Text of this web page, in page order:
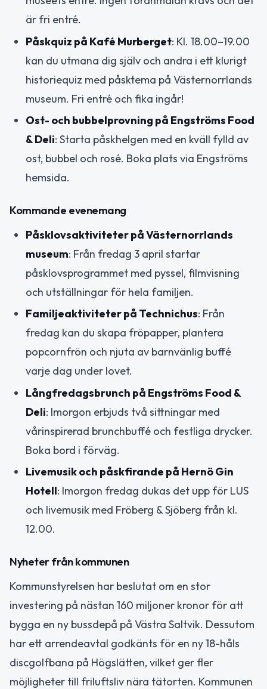
är fri entré.
Påskquiz på Kafé Murberget: Kl. 18.00–19.00
kan du utmana dig själv och andra i ett klurigt
historiequiz med påsktema på Västernorrlands
museum. Fri entré och fika ingår!
Ost- och bubbelprovning på Engströms Food
& Deli: Starta påskhelgen med en kväll fylld av
ost, bubbel och rosé. Boka plats via Engströms
hemsida.
Kommande evenemang
Påsklovsaktiviteter på Västernorrlands
museum: Från fredag 3 april startar
påsklovsprogrammet med pyssel, filmvisning
och utställningar för hela familjen.
Familjeaktiviteter på Technichus: Från
fredag kan du skapa fröpapper, plantera
popcornfrön och njuta av barnvänlig buffé
varje dag under lovet.
Långfredagsbrunch på Engströms Food &
Deli: Imorgon erbjuds två sittningar med
vårinspirerad brunchbuffé och festliga drycker.
Boka bord i förväg.
Livemusik och påskfirande på Hernö Gin
Hotell: Imorgon fredag dukas det upp för LUS
och livemusik med Fröberg & Sjöberg från kl.
12.00.
Nyheter från kommunen
Kommunstyrelsen har beslutat om en stor
investering på nästan 160 miljoner kronor för att
bygga en ny bussdepå på Västra Saltvik. Dessutom
har ett arrendeavtal godkänts för en ny 18-håls
discgolfbana på Högslätten, vilket ger fler
möjligheter till friluftsliv nära tätorten. Kommunen